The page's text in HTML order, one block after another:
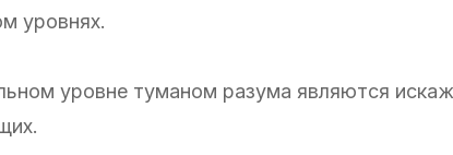
уровнях.
уровне туманом разума являются